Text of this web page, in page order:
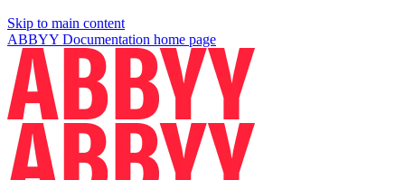
Skip to main content
ABBYY Documentation home page